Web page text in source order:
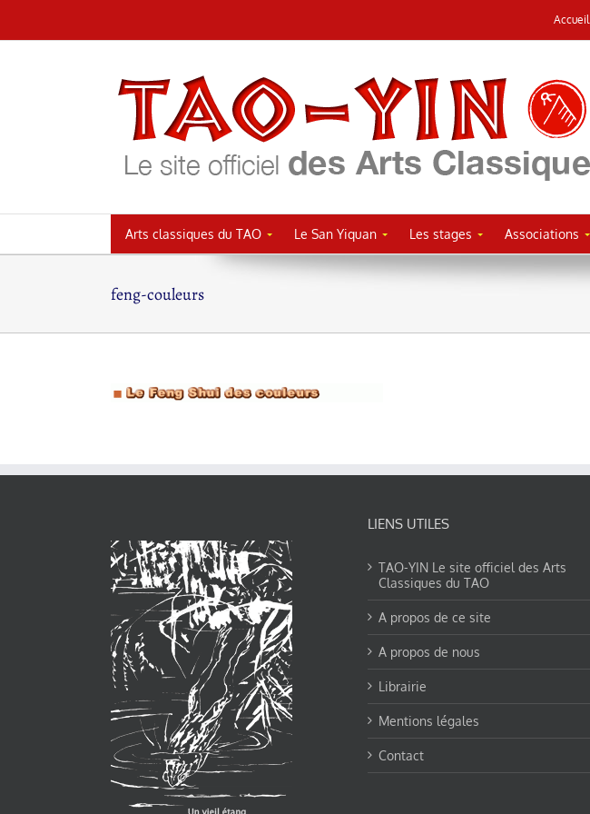
au
Accueil
Arts classiques du TAO Le San Yiquan Les stages Associations
feng-couleurs
LIENS UTILES
TAO-YIN Le site officiel des Arts
Classiques du TAO
A propos de ce site
A propos de nous
Librairie
Mentions légales
Contact